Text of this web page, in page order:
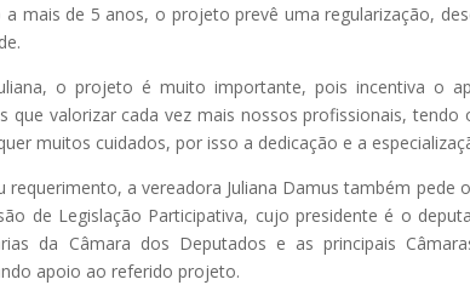
a mais de 5 anos, o projeto prevê uma regularização,
o projeto é muito importante, pois incentiva o
que valorizar cada vez mais nossos profissionais,
muitos cuidados, por isso a dedicação e a
requerimento, a vereadora Juliana Damus também
de Legislação Participativa, cujo presidente é o
da Câmara dos Deputados e as principais
apoio ao referido projeto.